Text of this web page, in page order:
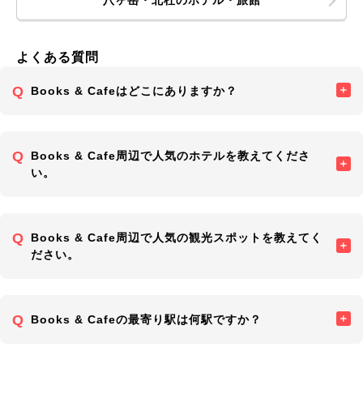
よくある質問
Books & Cafeはどこにありますか？
Books & Cafe周辺で人気のホテルを教えてくださ
い。
Books & Cafe周辺で人気の観光スポットを教えてく
ださい。
Books & Cafeの最寄り駅は何駅ですか？